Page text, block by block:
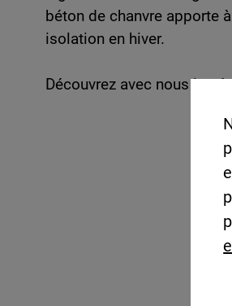
béton de chanvre apporte
isolation en hiver.
Découvrez avec nous les